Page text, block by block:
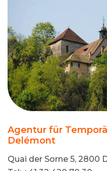
Agentur für
Delémont
Quai der Sorne 5, 2800